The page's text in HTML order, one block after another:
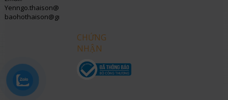
Yenngo.thaison@gmail.com
baohothaison@gmail.com
CHỨNG
NHẬN